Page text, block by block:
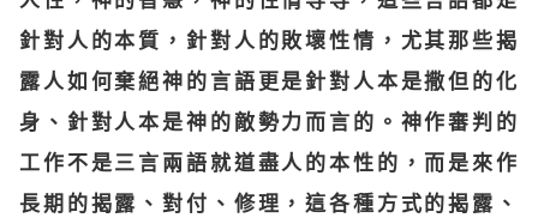
針對人的本質，針對人的敗壞性情，尤其那些揭
露人如何棄絕神的言語更是針對人本是撒但的化
身、針對人本是神的敵勢力而言的。神作審判的
工作不是三言兩語就道盡人的本性的，而是來作
長期的揭露、對付、修理，這各種方式的揭露、